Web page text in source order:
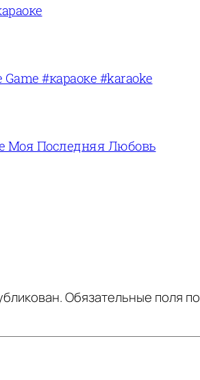
#караоке #karaoke
Моя Последняя Любовь
Обязательные поля